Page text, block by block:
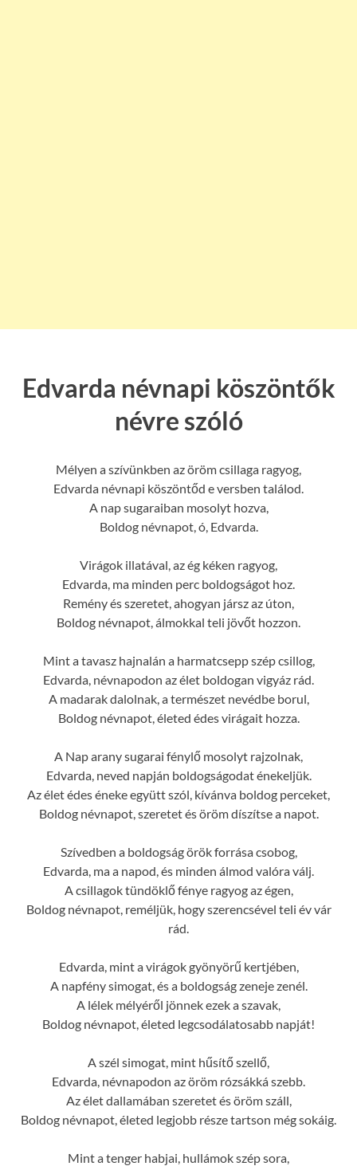
Edvarda névnapi köszöntők
névre szóló
Mélyen a szívünkben az öröm csillaga ragyog,
Edvarda névnapi köszöntőd e versben találod.
A nap sugaraiban mosolyt hozva,
Boldog névnapot, ó, Edvarda.
Virágok illatával, az ég kéken ragyog,
Edvarda, ma minden perc boldogságot hoz.
Remény és szeretet, ahogyan jársz az úton,
Boldog névnapot, álmokkal teli jövőt hozzon.
Mint a tavasz hajnalán a harmatcsepp szép csillog,
Edvarda, névnapodon az élet boldogan vigyáz rád.
A madarak dalolnak, a természet nevédbe borul,
Boldog névnapot, életed édes virágait hozza.
A Nap arany sugarai fénylő mosolyt rajzolnak,
Edvarda, neved napján boldogságodat énekeljük.
Az élet édes éneke együtt szól, kívánva boldog perceket,
Boldog névnapot, szeretet és öröm díszítse a napot.
Szívedben a boldogság örök forrása csobog,
Edvarda, ma a napod, és minden álmod valóra válj.
A csillagok tündöklő fénye ragyog az égen,
Boldog névnapot, reméljük, hogy szerencsével teli év vár
rád.
Edvarda, mint a virágok gyönyörű kertjében,
A napfény simogat, és a boldogság zeneje zenél.
A lélek mélyéről jönnek ezek a szavak,
Boldog névnapot, életed legcsodálatosabb napját!
A szél simogat, mint hűsítő szellő,
Edvarda, névnapodon az öröm rózsákká szebb.
Az élet dallamában szeretet és öröm száll,
Boldog névnapot, életed legjobb része tartson még sokáig.
Mint a tenger habjai, hullámok szép sora,